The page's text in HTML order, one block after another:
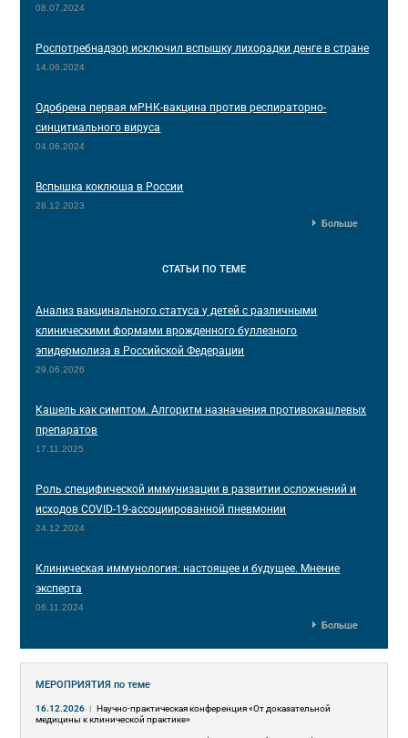
08.07.2024
Роспотребнадзор исключил вспышку лихорадки денге в стране
14.06.2024
Одобрена первая мРНК-вакцина против респираторно-
синцитиального вируса
04.06.2024
Вспышка коклюша в России
28.12.2023
Больше
СТАТЬИ ПО ТЕМЕ
Анализ вакцинального статуса у детей с различными
клиническими формами врожденного буллезного
эпидермолиза в Российской Федерации
29.06.2026
Кашель как симптом. Алгоритм назначения противокашлевых
препаратов
17.11.2025
Роль специфической иммунизации в развитии осложнений и
исходов COVID-19-ассоциированной пневмонии
24.12.2024
Клиническая иммунология: настоящее и будущее. Мнение
эксперта
06.11.2024
Больше
МЕРОПРИЯТИЯпо теме
16.12.2026 | Научно-практическая конференция «От доказательной
медицины к клинической практике»